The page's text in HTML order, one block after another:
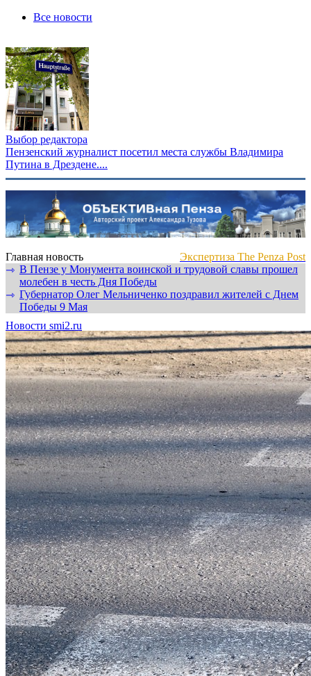
Все новости
Выбор редактора
Пензенский журналист посетил места службы Владимира
Путина в Дрездене....
Главная новость
Экспертиза The Penza Post
⇾ В Пензе у Монумента воинской и трудовой славы прошел
молебен в честь Дня Победы
⇾ Губернатор Олег Мельниченко поздравил жителей с Днем
Победы 9 Мая
Новости smi2.ru